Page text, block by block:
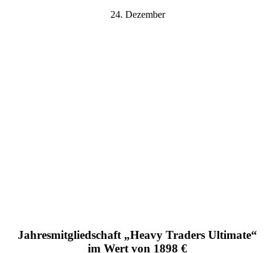
24. Dezember
Jahresmitgliedschaft „Heavy Traders Ultimate“
im Wert von 1898 €